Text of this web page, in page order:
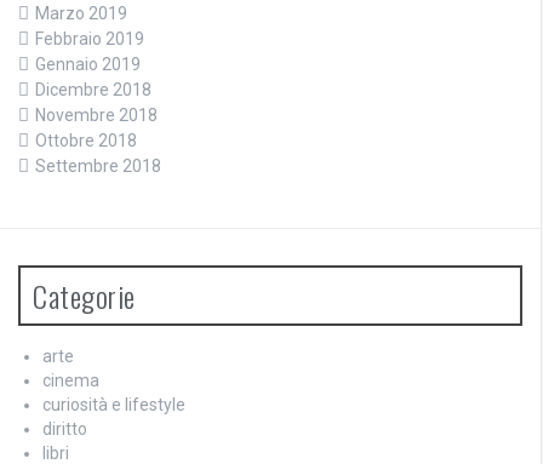
Marzo 2019
Febbraio 2019
Gennaio 2019
Dicembre 2018
Novembre 2018
Ottobre 2018
Settembre 2018
Categorie
arte
cinema
curiosità e lifestyle
diritto
libri